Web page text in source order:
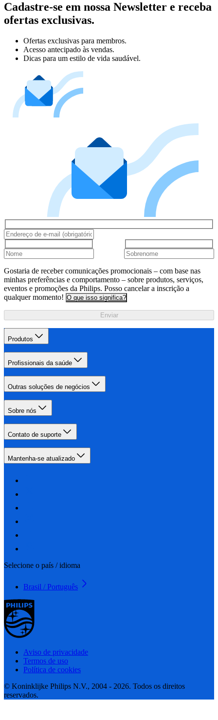
Cadastre-se em nossa Newsletter e receba
ofertas exclusivas.
Ofertas exclusivas para membros.
Acesso antecipado às vendas.
Dicas para um estilo de vida saudável.
Gostaria de receber comunicações promocionais – com base nas
minhas preferências e comportamento – sobre produtos, serviços,
eventos e promoções da Philips. Posso cancelar a inscrição a
qualquer momento! O que isso significa?
Enviar
Produtos
Profissionais da saúde
Outras soluções de negócios
Sobre nós
Contato de suporte
Mantenha-se atualizado
Selecione o país / idioma
Brasil / Português
Aviso de privacidade
Termos de uso
Política de cookies
© Koninklijke Philips N.V., 2004 - 2026. Todos os direitos
reservados.